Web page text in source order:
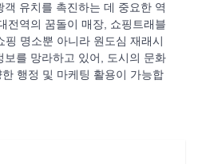
유치를 촉진하는 데 중요한 역
전역의 꿈돌이 매장, 쇼핑트래블
핑 명소뿐 아니라 원도심 재래시
보를 망라하고 있어, 도시의 문화
행정 및 마케팅 활용이 가능합